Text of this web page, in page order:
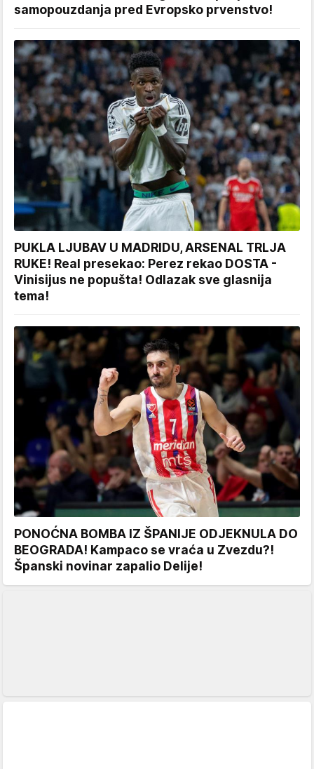
samopouzdanja pred Evropsko prvenstvo!
PUKLA LJUBAV U MADRIDU, ARSENAL TRLJA
RUKE! Real presekao: Perez rekao DOSTA -
Vinisijus ne popušta! Odlazak sve glasnija
tema!
PONOĆNA BOMBA IZ ŠPANIJE ODJEKNULA DO
BEOGRADA! Kampaco se vraća u Zvezdu?!
Španski novinar zapalio Delije!